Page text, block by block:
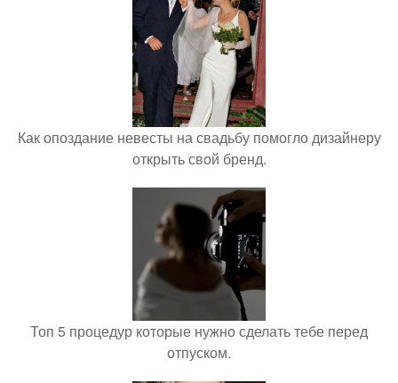
Как опоздание невесты на свадьбу помогло дизайнеру
открыть свой бренд.
Топ 5 процедур которые нужно сделать тебе перед
отпуском.